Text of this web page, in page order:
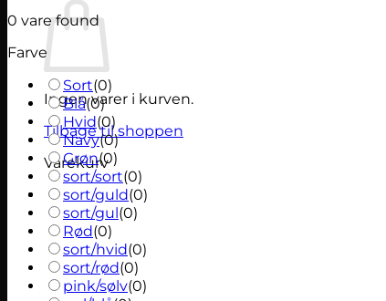
Ingen varer i kurven.
Tilbage til shoppen
Varekurv
0 vare found
Farve
Sort(0)
Blå(0)
Hvid(0)
Navy(0)
Grøn(0)
sort/sort(0)
sort/guld(0)
sort/gul(0)
Rød(0)
sort/hvid(0)
sort/rød(0)
pink/sølv(0)